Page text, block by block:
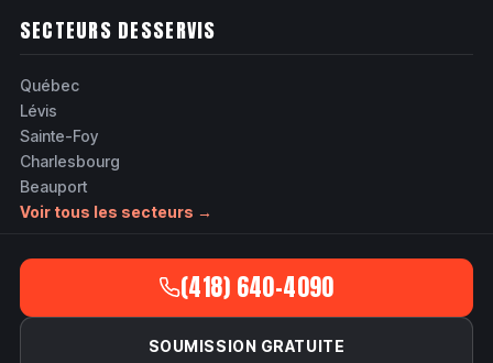
SECTEURS DESSERVIS
Québec
Lévis
Sainte-Foy
Charlesbourg
Beauport
Voir tous les secteurs →
(418) 640-4090
SOUMISSION GRATUITE